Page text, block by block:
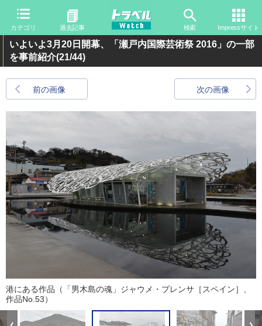
カテゴリ 過去記事 検索 Impressサイト
いよいよ3月20日開幕、「瀬戸内国際芸術祭 2016」の一部
を事前紹介(21/44)
前の画像 次の画像
港にある作品（「男木島の魂」ジャウメ・プレンサ［スペイン］、
作品No.53）